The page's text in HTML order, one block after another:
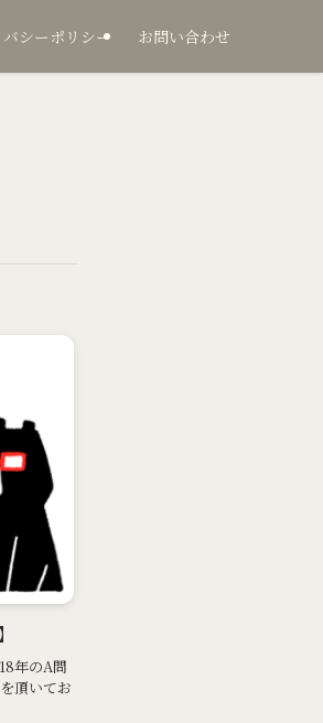
バシーポリシー お問い合わせ
年のA問
頂いてお